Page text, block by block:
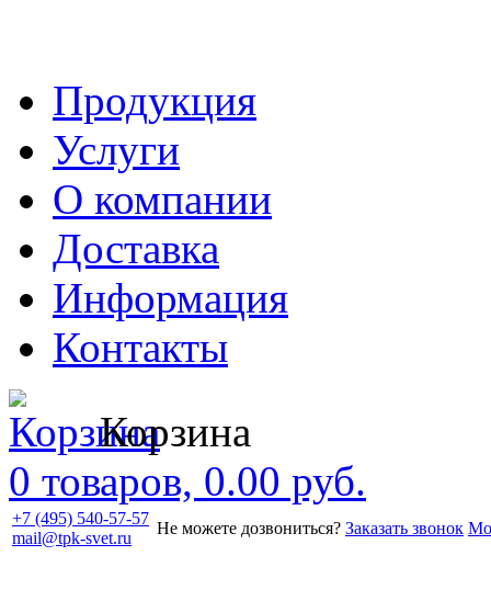
Продукция
Услуги
О компании
Доставка
Информация
Контакты
Корзина
0 товаров, 0.00 руб.
+7 (495) 540-57-57
mail@tpk-svet.ru
Не можете дозвониться? Заказать звонок